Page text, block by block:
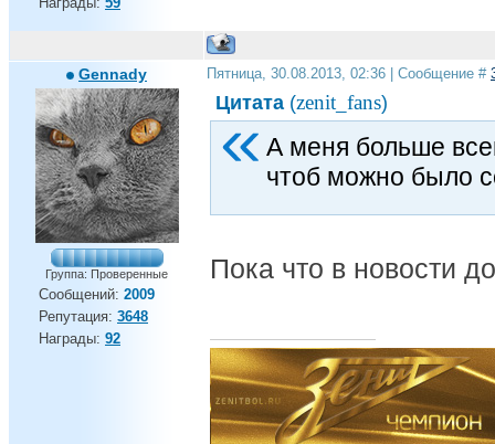
Gennady
Группа: Проверенные
Сообщений: 2009
Репутация: 3648
Награды: 92
Пятница, 30.08.2013, 02:36 | Сообщение #
Цитата (zenit_fans)
А меня больше
чтоб можно было
Пока что в новости